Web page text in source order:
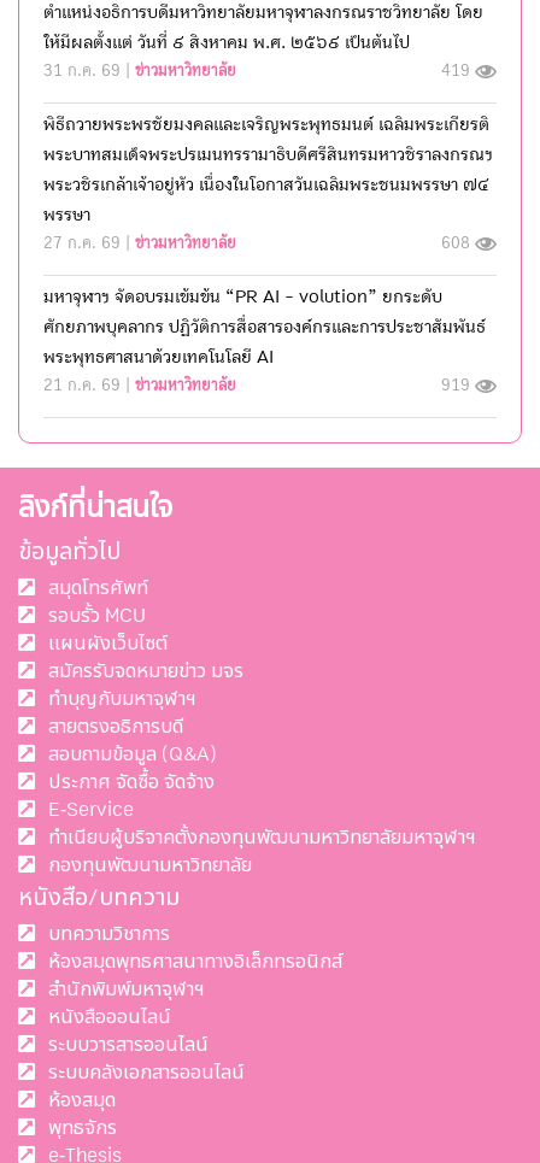
ตำแหน่งอธิการบดีมหาวิทยาลัยมหาจุฬาลงกรณราชวิทยาลัย โดย
ให้มีผลตั้งแต่ วันที่ ๙ สิงหาคม พ.ศ. ๒๕๖๙ เป็นต้นไป
31 ก.ค. 69 | ข่าวมหาวิทยาลัย 419
พิธีถวายพระพรชัยมงคลและเจริญพระพุทธมนต์ เฉลิมพระเกียรติ
พระบาทสมเด็จพระปรเมนทรรามาธิบดีศรีสินทรมหาวชิราลงกรณฯ
พระวชิรเกล้าเจ้าอยู่หัว เนื่องในโอกาสวันเฉลิมพระชนมพรรษา ๗๔
พรรษา
27 ก.ค. 69 | ข่าวมหาวิทยาลัย 608
มหาจุฬาฯ จัดอบรมเข้มข้น “PR AI - volution” ยกระดับ
ศักยภาพบุคลากร ปฏิวัติการสื่อสารองค์กรและการประชาสัมพันธ์
พระพุทธศาสนาด้วยเทคโนโลยี AI
21 ก.ค. 69 | ข่าวมหาวิทยาลัย 919
ลิงก์ที่น่าสนใจ
ข้อมูลทั่วไป
สมุดโทรศัพท์
รอบรั้ว MCU
แผนผังเว็บไซต์
สมัครรับจดหมายข่าว มจร
ทำบุญกับมหาจุฬาฯ
สายตรงอธิการบดี
สอบถามข้อมูล (Q&A)
ประกาศ จัดซื้อ จัดจ้าง
E-Service
ทำเนียบผู้บริจาคตั้งกองทุนพัฒนามหาวิทยาลัยมหาจุฬาฯ
กองทุนพัฒนามหาวิทยาลัย
หนังสือ/บทความ
บทความวิชาการ
ห้องสมุดพุทธศาสนาทางอิเล็กทรอนิกส์
สำนักพิมพ์มหาจุฬาฯ
หนังสือออนไลน์
ระบบวารสารออนไลน์
ระบบคลังเอกสารออนไลน์
ห้องสมุด
พุทธจักร
e-Thesis